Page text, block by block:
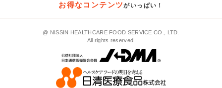
お得なコンテンツがいっぱい！
@ NISSIN HEALTHCARE FOOD SERVICE CO., LTD.
All rights reserved.